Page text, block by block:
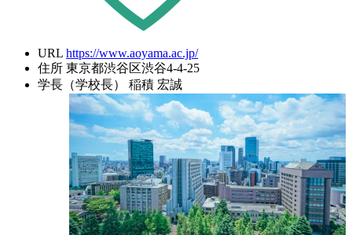
URL https://www.aoyama.ac.jp/
住所 東京都渋谷区渋谷4-4-25
学長（学校長）
稲積 宏誠